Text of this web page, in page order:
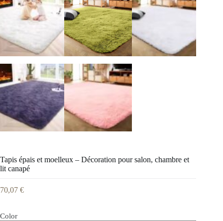
Tapis épais et moelleux – Décoration pour salon, chambre et
lit canapé
70,07 €
Color